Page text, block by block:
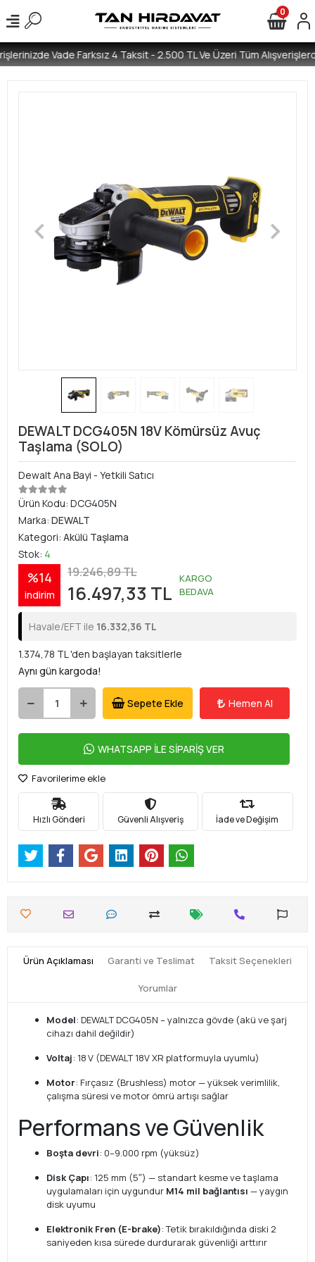
Vade Farksız 4 Taksit - 2.500 TL Ve Üzeri Tüm
0
DEWALT DCG405N 18V Kömürsüz Avuç
Taşlama (SOLO)
Dewalt Ana Bayi - Yetkili Satıcı
Ürün Kodu: DCG405N
Marka: DEWALT
Kategori: Akülü Taşlama
Stok: 4
%14
indirim
19.246,89 TL
16.497,33 TL
KARGO
BEDAVA
Havale/EFT ile 16.332,36 TL
1.374,78 TL 'den başlayan taksitlerle
Aynı gün kargoda!
Sepete Ekle Hemen Al
WHATSAPP İLE SİPARİŞ VER
Favorilerime ekle
Hızlı Gönderi Güvenli Alışveriş İade ve Değişim
Ürün Açıklaması Garanti ve Teslimat Taksit Seçenekleri
Yorumlar
Model: DEWALT DCG405N – yalnızca gövde (akü ve şarj
cihazı dahil değildir)
Voltaj: 18 V (DEWALT 18V XR platformuyla uyumlu)
Motor: Fırçasız (Brushless) motor — yüksek verimlilik,
çalışma süresi ve motor ömrü artışı sağlar
Performans ve Güvenlik
Boşta devri: 0–9.000 rpm (yüksüz)
Disk Çapı: 125 mm (5″) — standart kesme ve taşlama
uygulamaları için uygundur M14 mil bağlantısı — yaygın
disk uyumu
Elektronik Fren (E-brake): Tetik bırakıldığında diski 2
saniyeden kısa sürede durdurarak güvenliği arttırır